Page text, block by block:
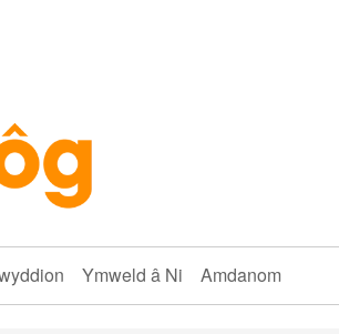
Ymweld â Ni Amdanom